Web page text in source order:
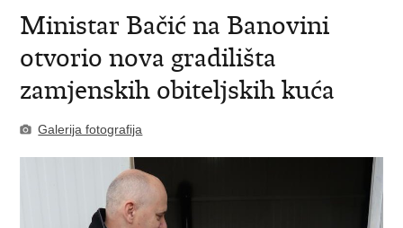
Ministar Bačić na Banovini
otvorio nova gradilišta
zamjenskih obiteljskih kuća
Galerija fotografija